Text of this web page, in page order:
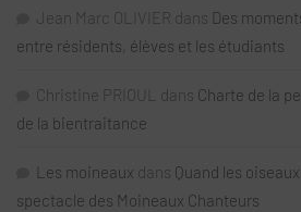
Jean Marc OLIVIER dans Des
entre résidents, élèves et les étudiants
Christine PRIOUL dans Charte de la
de la bientraitance
Les moineaux dans Quand les
spectacle des Moineaux Chanteurs